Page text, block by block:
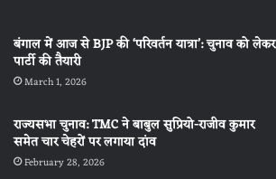
बंगाल में आज से BJP की ‘परिवर्तन यात्रा’: चुनाव को लेकर
पार्टी की तैयारी
March 1, 2026
राज्यसभा चुनाव: TMC ने बाबुल सुप्रियो-राजीव कुमार
समेत चार चेहरों पर लगाया दांव
February 28, 2026